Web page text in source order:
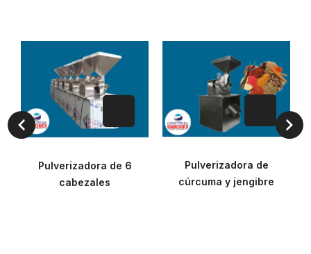
Pulverizadora de 6
cabezales
Pulverizadora de
cúrcuma y jengibre